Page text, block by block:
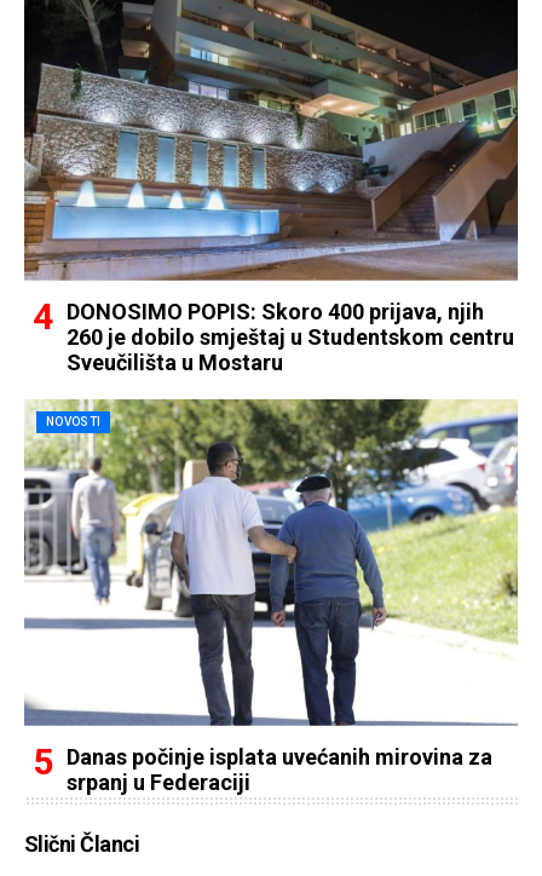
DONOSIMO POPIS: Skoro 400 prijava, njih
260 je dobilo smještaj u Studentskom centru
Sveučilišta u Mostaru
NOVOSTI
Danas počinje isplata uvećanih mirovina za
srpanj u Federaciji
Slični Članci